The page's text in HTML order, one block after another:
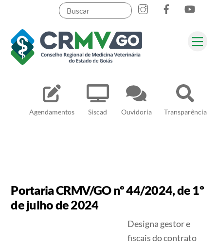
content
Agendamentos Siscad Ouvidoria Transparência
Pesquisar
Portaria CRMV/GO nº 44/2024, de 1º
de julho de 2024
Designa gestor e
fiscais do contrato